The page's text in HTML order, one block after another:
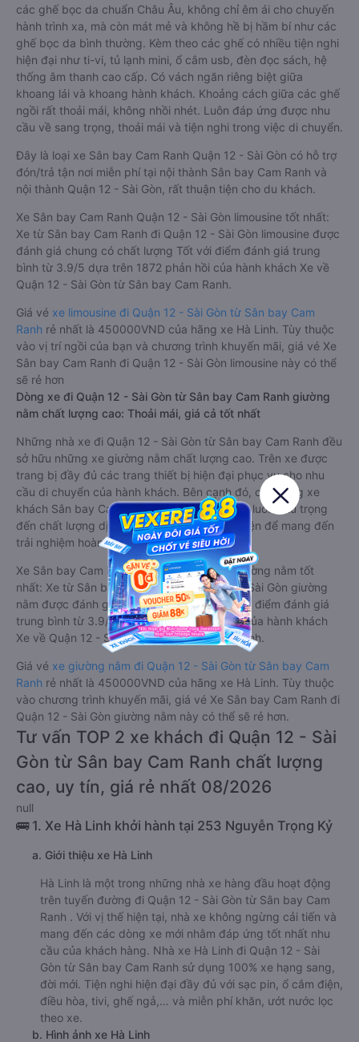
các ghế bọc da chuẩn Châu Âu, không chỉ êm ái cho chuyến
hành trình xa, mà còn mát mẻ và không hề bị hầm bí như các
ghế bọc da bình thường. Kèm theo các ghế có nhiều tiện nghi
hiện đại như ti-vi, tủ lạnh mini, ổ cắm usb, đèn đọc sách, hệ
thống âm thanh cao cấp. Có vách ngăn riêng biệt giữa
khoang lái và khoang hành khách. Khoảng cách giữa các ghế
ngồi rất thoải mái, không nhồi nhét. Luôn đáp ứng được nhu
cầu về sang trọng, thoải mái và tiện nghi trong việc di chuyển.
Đây là loại xe Sân bay Cam Ranh Quận 12 - Sài Gòn có hỗ trợ
đón/trả tận nơi miễn phí tại nội thành Sân bay Cam Ranh và
nội thành Quận 12 - Sài Gòn, rất thuận tiện cho du khách.
Xe Sân bay Cam Ranh Quận 12 - Sài Gòn limousine tốt nhất:
Xe từ Sân bay Cam Ranh đi Quận 12 - Sài Gòn limousine được
đánh giá chung có chất lượng Tốt với điểm đánh giá trung
bình từ 3.9/5 dựa trên 1872 phản hồi của hành khách Xe về
Quận 12 - Sài Gòn từ Sân bay Cam Ranh.
Giá vé xe limousine đi Quận 12 - Sài Gòn từ Sân bay Cam
Ranh rẻ nhất là 450000VND của hãng xe Hà Linh. Tùy thuộc
vào vị trí ngồi của bạn và chương trình khuyến mãi, giá vé Xe
Sân bay Cam Ranh đi Quận 12 - Sài Gòn limousine này có thể
sẽ rẻ hơn
Dòng xe đi Quận 12 - Sài Gòn từ Sân bay Cam Ranh giường
nằm chất lượng cao: Thoải mái, giá cả tốt nhất
Những nhà xe đi Quận 12 - Sài Gòn từ Sân bay Cam Ranh đều
sở hữu những xe giường nằm chất lượng cao. Trên xe được
trang bị đầy đủ các trang thiết bị hiện đại phục vụ cho nhu
cầu di chuyển của hành khách. Bên cạnh đó, các hãng xe
khách Sân bay Cam Ranh Quận 12 - Sài Gòn luôn chú trọng
đến chất lượng dịch vụ, không ngừng cải thiện để mang đến
trải nghiệm hoàn hảo cho hành khách.
Xe Sân bay Cam Ranh Quận 12 - Sài Gòn giường nằm tốt
nhất: Xe từ Sân bay Cam Ranh đi Quận 12 - Sài Gòn giường
nằm được đánh giá chung chất lượng Tốt với điểm đánh giá
trung bình từ 3.9/5 dựa trên 1872 phản hồi của hành khách
Xe về Quận 12 - Sài Gòn từ Sân bay Cam Ranh.
Giá vé xe giường nằm đi Quận 12 - Sài Gòn từ Sân bay Cam
Ranh rẻ nhất là 450000VND của hãng xe Hà Linh. Tùy thuộc
vào chương trình khuyến mãi, giá vé Xe Sân bay Cam Ranh đi
Quận 12 - Sài Gòn giường nằm này có thể sẽ rẻ hơn.
Tư vấn TOP 2 xe khách đi Quận 12 - Sài
Gòn từ Sân bay Cam Ranh chất lượng
cao, uy tín, giá rẻ nhất 08/2026
null
🚌 1. Xe Hà Linh khởi hành tại 253 Nguyễn Trọng Kỷ
a. Giới thiệu xe Hà Linh
Hà Linh là một trong những nhà xe hàng đầu hoạt động
trên tuyến đường đi Quận 12 - Sài Gòn từ Sân bay Cam
Ranh . Với vị thế hiện tại, nhà xe không ngừng cải tiến và
mang đến các dòng xe mới nhằm đáp ứng tốt nhất nhu
cầu của khách hàng. Nhà xe Hà Linh đi Quận 12 - Sài
Gòn từ Sân bay Cam Ranh sử dụng 100% xe hạng sang,
đời mới. Tiện nghi hiện đại đầy đủ với sạc pin, ổ cắm điện,
điều hòa, tivi, ghế ngả,… và miễn phí khăn, ướt nước lọc
theo xe.
b. Hình ảnh xe Hà Linh